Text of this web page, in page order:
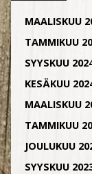
MAALISKUU
TAMMIKUU
SYYSKUU
KESÄKUU
MAALISKUU
TAMMIKUU
JOULUKUU
SYYSKUU